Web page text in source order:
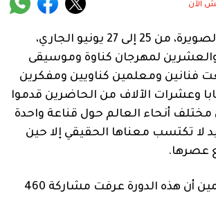
الآن
احتضنت مدينة الصويرة، من 25 إلى 27 يونيو الجاري،
والعشرين لمهرجان كناوة وموسيقى
فنانين ومعلمين كناويين ومفكرين
وعشرات الآلاف من الحاضرين قدموا
أنحاء العالم حول قناعة واحدة
لا تكتسب معناها الحقيقي إلا حين
عصرها.
وذكر بلاغ للمنظمين أن هذه الدورة عرفت مشاركة 460